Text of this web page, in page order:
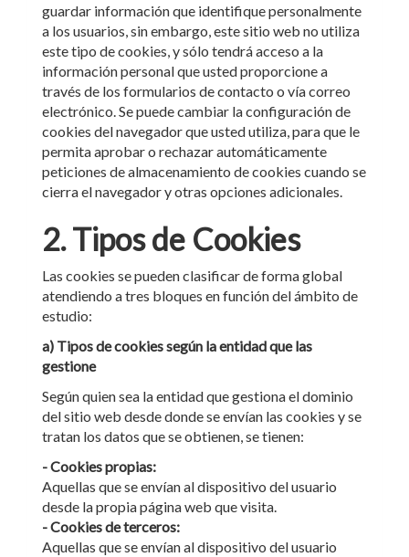
guardar información que identifique personalmente
a los usuarios, sin embargo, este sitio web no utiliza
este tipo de cookies, y sólo tendrá acceso a la
información personal que usted proporcione a
través de los formularios de contacto o vía correo
electrónico. Se puede cambiar la configuración de
cookies del navegador que usted utiliza, para que le
permita aprobar o rechazar automáticamente
peticiones de almacenamiento de cookies cuando se
cierra el navegador y otras opciones adicionales.
2. Tipos de Cookies
Las cookies se pueden clasificar de forma global
atendiendo a tres bloques en función del ámbito de
estudio:
a) Tipos de cookies según la entidad que las
gestione
Según quien sea la entidad que gestiona el dominio
del sitio web desde donde se envían las cookies y se
tratan los datos que se obtienen, se tienen:
- Cookies propias:
Aquellas que se envían al dispositivo del usuario
desde la propia página web que visita.
- Cookies de terceros:
Aquellas que se envían al dispositivo del usuario